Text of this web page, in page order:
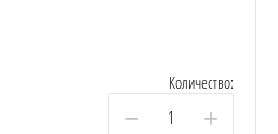
Количество:
− +